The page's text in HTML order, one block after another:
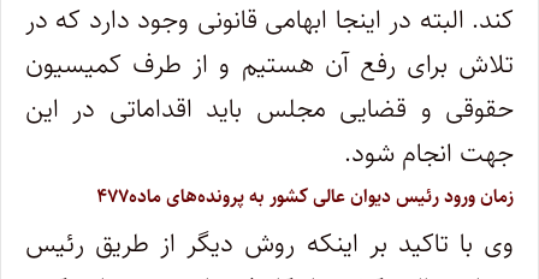
کند. البته در اینجا ابهامی قانونی وجود دارد که در
تلاش برای رفع آن هستیم و از طرف کمیسیون
حقوقی و قضایی مجلس باید اقداماتی در این
جهت انجام شود.
زمان ورود رئیس دیوان عالی کشور به پرونده‌های ماده۴۷۷
وی با تاکید بر اینکه روش دیگر از طریق رئیس